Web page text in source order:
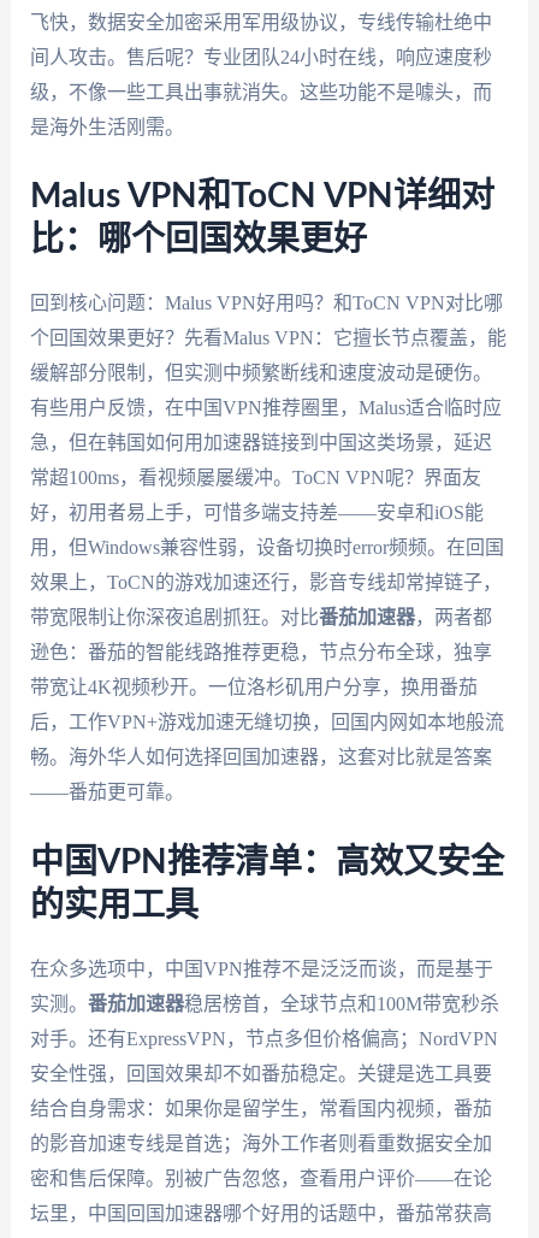
飞快，数据安全加密采用军用级协议，专线传输杜绝中
间人攻击。售后呢？专业团队24小时在线，响应速度秒
级，不像一些工具出事就消失。这些功能不是噱头，而
是海外生活刚需。
Malus VPN和ToCN VPN详细对
比：哪个回国效果更好
回到核心问题：Malus VPN好用吗？和ToCN VPN对比哪
个回国效果更好？先看Malus VPN：它擅长节点覆盖，能
缓解部分限制，但实测中频繁断线和速度波动是硬伤。
有些用户反馈，在中国VPN推荐圈里，Malus适合临时应
急，但在韩国如何用加速器链接到中国这类场景，延迟
常超100ms，看视频屡屡缓冲。ToCN VPN呢？界面友
好，初用者易上手，可惜多端支持差——安卓和iOS能
用，但Windows兼容性弱，设备切换时error频频。在回国
效果上，ToCN的游戏加速还行，影音专线却常掉链子，
带宽限制让你深夜追剧抓狂。对比番茄加速器，两者都
逊色：番茄的智能线路推荐更稳，节点分布全球，独享
带宽让4K视频秒开。一位洛杉矶用户分享，换用番茄
后，工作VPN+游戏加速无缝切换，回国内网如本地般流
畅。海外华人如何选择回国加速器，这套对比就是答案
——番茄更可靠。
中国VPN推荐清单：高效又安全
的实用工具
在众多选项中，中国VPN推荐不是泛泛而谈，而是基于
实测。 番茄加速器稳居榜首，全球节点和100M带宽秒杀
对手。还有ExpressVPN，节点多但价格偏高；NordVPN
安全性强，回国效果却不如番茄稳定。关键是选工具要
结合自身需求：如果你是留学生，常看国内视频，番茄
的影音加速专线是首选；海外工作者则看重数据安全加
密和售后保障。别被广告忽悠，查看用户评价——在论
坛里，中国回国加速器哪个好用的话题中，番茄常获高